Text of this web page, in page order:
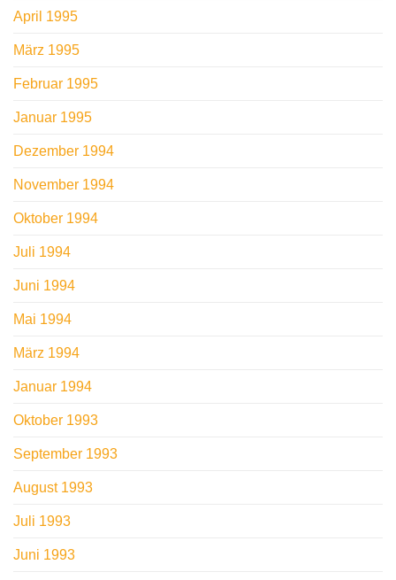
April 1995
März 1995
Februar 1995
Januar 1995
Dezember 1994
November 1994
Oktober 1994
Juli 1994
Juni 1994
Mai 1994
März 1994
Januar 1994
Oktober 1993
September 1993
August 1993
Juli 1993
Juni 1993